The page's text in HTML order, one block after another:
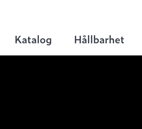
Katalog Hållbarhet